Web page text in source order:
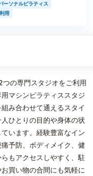
ーソナルピラティス
用
の専門スタジオをご利用
マシンピラティススタジ
み合わせて通えるスタイ
ひとりの目的や身体の状
います。経験豊富なイン
予防、ボディメイク、健
もアクセスしやすく、駐
買い物の合間にも気軽に